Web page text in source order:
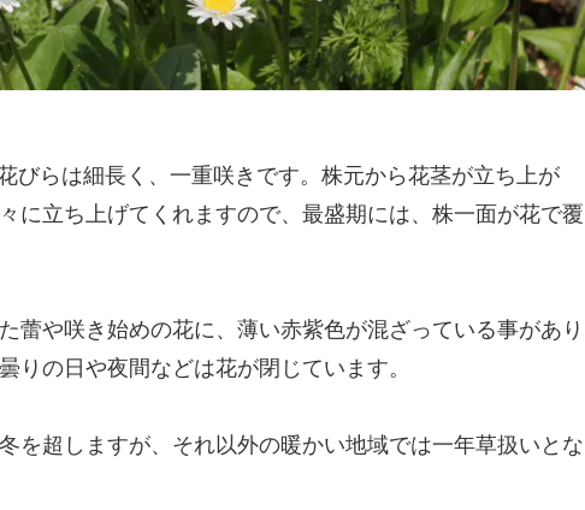
びらは細長く、一重咲きです。株元から花茎が立ち上が
に立ち上げてくれますので、最盛期には、株一面が花で覆
蕾や咲き始めの花に、薄い赤紫色が混ざっている事があり
りの日や夜間などは花が閉じています。
を超しますが、それ以外の暖かい地域では一年草扱いとな